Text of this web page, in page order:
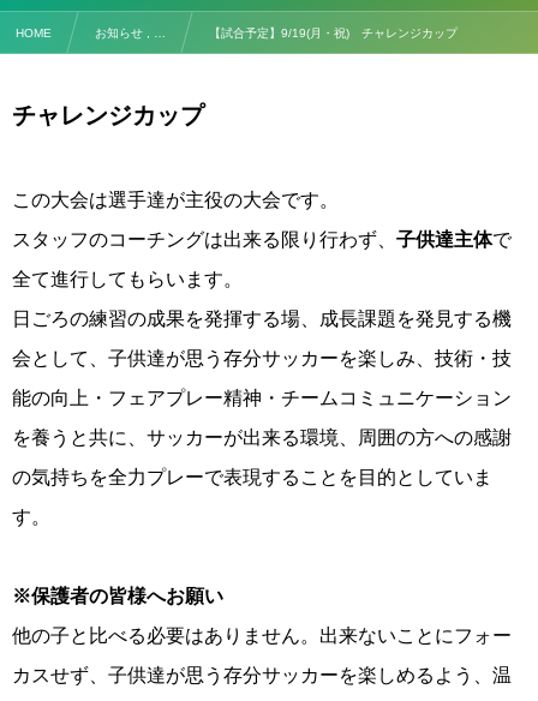
HOME お知らせ , … 【試合予定】9/19(月・祝) チャレンジカップ
チャレンジカップ
この大会は選手達が主役の大会です。
スタッフのコーチングは出来る限り行わず、 子供達主体で
全て進行してもらいます。
日ごろの練習の成果を発揮する場、成長課題を発見する機
会として、子供達が思う存分サッカーを楽しみ、技術・技
能の向上・フェアプレー精神・チームコミュニケーション
を養うと共に、サッカーが出来る環境、周囲の方への感謝
の気持ちを全力プレーで表現することを目的としていま
す。
※保護者の皆様へお願い
他の子と比べる必要はありません。出来ないことにフォー
カスせず、子供達が思う存分サッカーを楽しめるよう、温